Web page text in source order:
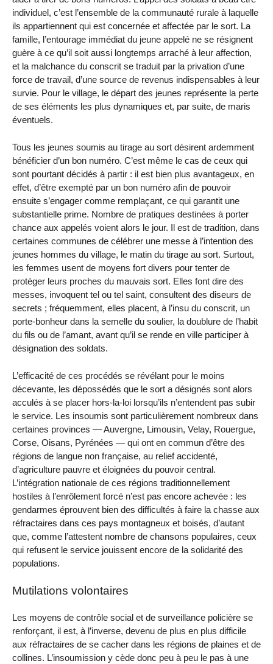
individuel, c’est l’ensemble de la communauté rurale à laquelle
ils appartiennent qui est concernée et affectée par le sort. La
famille, l’entourage immédiat du jeune appelé ne se résignent
guère à ce qu’il soit aussi longtemps arraché à leur affection,
et la malchance du conscrit se traduit par la privation d’une
force de travail, d’une source de revenus indispensables à leur
survie. Pour le village, le départ des jeunes représente la perte
de ses éléments les plus dynamiques et, par suite, de maris
éventuels.
Tous les jeunes soumis au tirage au sort désirent ardemment
bénéficier d’un bon numéro. C’est même le cas de ceux qui
sont pourtant décidés à partir : il est bien plus avantageux, en
effet, d’être exempté par un bon numéro afin de pouvoir
ensuite s’engager comme remplaçant, ce qui garantit une
substantielle prime. Nombre de pratiques destinées à porter
chance aux appelés voient alors le jour. Il est de tradition, dans
certaines communes de célébrer une messe à l’intention des
jeunes hommes du village, le matin du tirage au sort. Surtout,
les femmes usent de moyens fort divers pour tenter de
protéger leurs proches du mauvais sort. Elles font dire des
messes, invoquent tel ou tel saint, consultent des diseurs de
secrets ; fréquemment, elles placent, à l’insu du conscrit, un
porte-bonheur dans la semelle du soulier, la doublure de l’habit
du fils ou de l’amant, avant qu’il se rende en ville participer à
désignation des soldats.
L’efficacité de ces procédés se révélant pour le moins
décevante, les dépossédés que le sort a désignés sont alors
acculés à se placer hors-la-loi lorsqu’ils n’entendent pas subir
le service. Les insoumis sont particulièrement nombreux dans
certaines provinces — Auvergne, Limousin, Velay, Rouergue,
Corse, Oisans, Pyrénées — qui ont en commun d’être des
régions de langue non française, au relief accidenté,
d’agriculture pauvre et éloignées du pouvoir central.
L’intégration nationale de ces régions traditionnellement
hostiles à l’enrôlement forcé n’est pas encore achevée : les
gendarmes éprouvent bien des difficultés à faire la chasse aux
réfractaires dans ces pays montagneux et boisés, d’autant
que, comme l’attestent nombre de chansons populaires, ceux
qui refusent le service jouissent encore de la solidarité des
populations.
Mutilations volontaires
Les moyens de contrôle social et de surveillance policière se
renforçant, il est, à l’inverse, devenu de plus en plus difficile
aux réfractaires de se cacher dans les régions de plaines et de
collines. L’insoumission y cède donc peu à peu le pas à une